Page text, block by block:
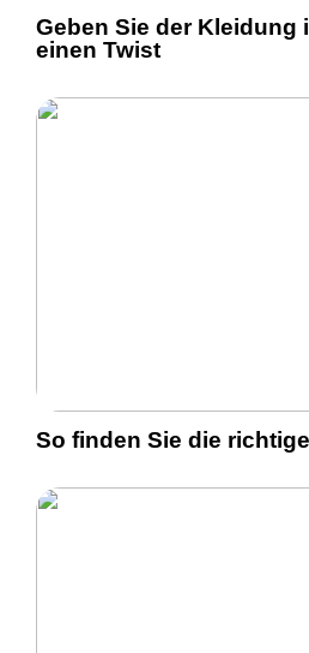
Geben Sie der Kleidung
einen Twist
So finden Sie die